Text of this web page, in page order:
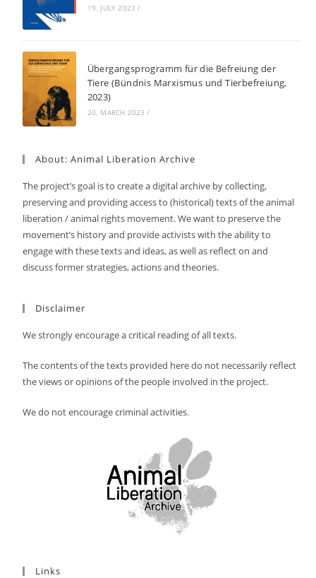
19. JULY 2023 /
Übergangsprogramm für die Befreiung der
Tiere (Bündnis Marxismus und Tierbefreiung,
2023)
20. MARCH 2023 /
About: Animal Liberation Archive
The project’s goal is to create a digital archive by collecting,
preserving and providing access to (historical) texts of the animal
liberation / animal rights movement. We want to preserve the
movement’s history and provide activists with the ability to
engage with these texts and ideas, as well as reflect on and
discuss former strategies, actions and theories.
Disclaimer
We strongly encourage a critical reading of all texts.
The contents of the texts provided here do not necessarily reflect
the views or opinions of the people involved in the project.
We do not encourage criminal activities.
Links